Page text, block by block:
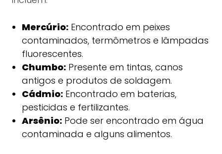
Mercúrio:Encontrado em peixes
contaminados, termômetros e lâmpadas
fluorescentes.
Chumbo:Presente em tintas, canos
antigos e produtos de soldagem.
Cádmio:Encontrado em baterias,
pesticidas e fertilizantes.
Arsênio:Pode ser encontrado em água
contaminada e alguns alimentos.